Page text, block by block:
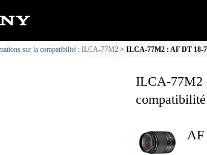
sur la compatibilité : ILCA-77M2 ILCA-77M2 : AF DT 18-
ILCA-77M2
compatibilité
AF